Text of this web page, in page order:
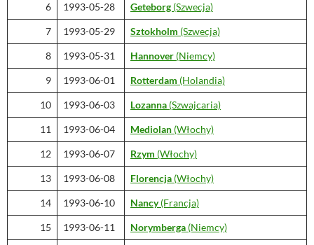
6 1993-05-28 Geteborg (Szwecja)
7 1993-05-29 Sztokholm (Szwecja)
8 1993-05-31 Hannover (Niemcy)
9 1993-06-01 Rotterdam (Holandia)
10 1993-06-03 Lozanna (Szwajcaria)
11 1993-06-04 Mediolan (Włochy)
12 1993-06-07 Rzym (Włochy)
13 1993-06-08 Florencja (Włochy)
14 1993-06-10 Nancy(Francja)
15 1993-06-11 Norymberga (Niemcy)